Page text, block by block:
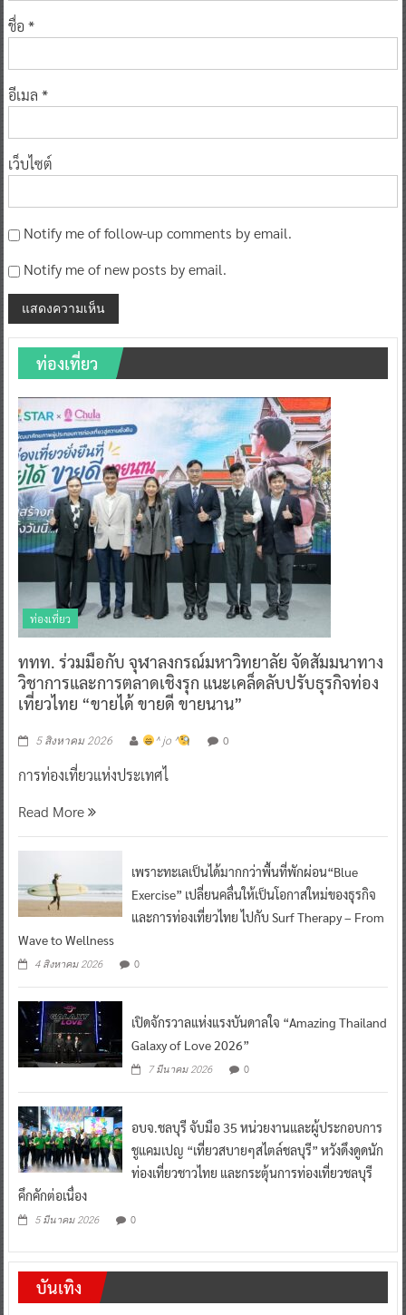
ชื่อ *
อีเมล *
เว็บไซต์
Notify me of follow-up comments by email.
Notify me of new posts by email.
ท่องเที่ยว
ท่องเที่ยว
ททท. ร่วมมือกับ จุฬาลงกรณ์มหาวิทยาลัย จัดสัมมนาทาง
วิชาการและการตลาดเชิงรุก แนะเคล็ดลับปรับธุรกิจท่อง
เที่ยวไทย “ขายได้ ขายดี ขายนาน”
5 สิงหาคม 2026 ^ jo ^ 0
การท่องเที่ยวแห่งประเทศไ
Read More
เพราะทะเลเป็นได้มากกว่าพื้นที่พักผ่อน“Blue
Exercise” เปลี่ยนคลื่นให้เป็นโอกาสใหม่ของธุรกิจ
และการท่องเที่ยวไทย ไปกับ Surf Therapy – From
Wave to Wellness
4 สิงหาคม 2026 0
เปิดจักรวาลแห่งแรงบันดาลใจ “Amazing Thailand
Galaxy of Love 2026”
7 มีนาคม 2026 0
อบจ.ชลบุรี จับมือ 35 หน่วยงานและผู้ประกอบการ
ชูแคมเปญ “เที่ยวสบายๆสไตล์ชลบุรี” หวังดึงดูดนัก
ท่องเที่ยวชาวไทย และกระตุ้นการท่องเที่ยวชลบุรี
คึกคักต่อเนื่อง
5 มีนาคม 2026 0
บันเทิง